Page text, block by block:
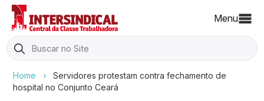
Menu
Search
for:
Home ›
Servidores protestam contra fechamento de
hospital no Conjunto Ceará